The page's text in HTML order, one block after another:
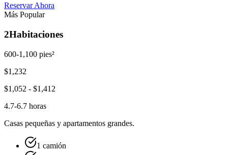
Reservar Ahora
Más Popular
2Habitaciones
600-1,100 pies²
$1,232
$1,052 - $1,412
4.7-6.7 horas
Casas pequeñas y apartamentos grandes.
1 camión